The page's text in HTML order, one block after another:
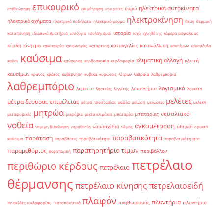
επιθεώρηση επικουρικό επιμέτρηση εταιρείες ευρώ ηλεκτρικά αυτοκίνητα
ηλεκτρικά οχήματα ηλεκτρικά ποδήλατα ηλεκτρικό ρεύμα ηλεκτροκίνηση θέση θερμική
καταπόνηση ιδιωτικά πρατήρια ισοζύγιο ισολογισμοί ιστορία ισχύ ιχνηθέτης κάμερα ασφαλείας
κέρδη κίνητρα κακοκαιρία κανονισμός κατάρτιση καταγγελίες κατανάλωση καυσίμων καυσόξυλα
καύσι καύσιμα καύσωνας κερδοσκοπία κερδοφορία κλιματική αλλαγή κλοπή
καυσίμων κράνος κράτος κυβέρνηση κυβικά κυρώσεις λίτρων λαθραία λαθρεμπορία
λαθρεμπόριο ληστεία ληστείες λιγνίτης λιπαντήρια λογισμικό λουκέτο
μέτρα δέουσας επιμέλειας μέτρα προστασίας μαφία μείωση μειώσεις μελέτες μελέτη
μεταφορικές μητρώα μικρόβια μικτά κλιμάκια μπαταρία μπαταρίες ναυτιλιακό
νοθεία νομιμη διακίνηση νομοθεσία νομοσχέδιο νόμος ογκομέτρηση οδηγοί ορυκτά
καύσιμα παράταση παραβάσεις παραβάτικότητα παραβατικότητα παραβατικότητατα
παραμεθόριος παραπομπή παρατηρητήριο τιμών περιβάλλον
περιθώριο κέρδους πετρέλαιο πετρέλαιο
θέρμανσης πετρέλαιο κίνησηςπετρελαιοειδή
πινακίδες κυκλοφορίας πιστοποιητικά πλαφόν πληθωρισμός πλυντήρια πλυντήριο